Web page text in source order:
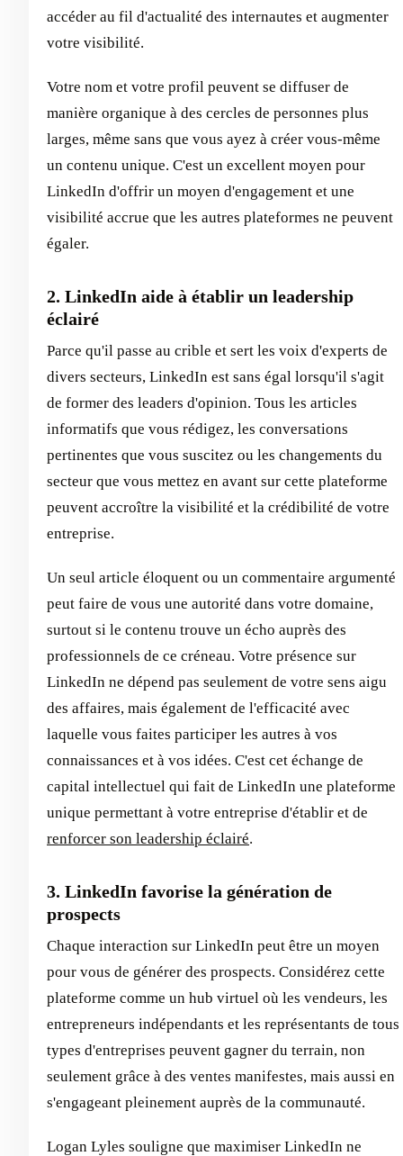
accéder au fil d'actualité des internautes et augmenter
votre visibilité.
Votre nom et votre profil peuvent se diffuser de
manière organique à des cercles de personnes plus
larges, même sans que vous ayez à créer vous-même
un contenu unique. C'est un excellent moyen pour
LinkedIn d'offrir un moyen d'engagement et une
visibilité accrue que les autres plateformes ne peuvent
égaler.
2. LinkedIn aide à établir un leadership
éclairé
Parce qu'il passe au crible et sert les voix d'experts de
divers secteurs, LinkedIn est sans égal lorsqu'il s'agit
de former des leaders d'opinion. Tous les articles
informatifs que vous rédigez, les conversations
pertinentes que vous suscitez ou les changements du
secteur que vous mettez en avant sur cette plateforme
peuvent accroître la visibilité et la crédibilité de votre
entreprise.
Un seul article éloquent ou un commentaire argumenté
peut faire de vous une autorité dans votre domaine,
surtout si le contenu trouve un écho auprès des
professionnels de ce créneau. Votre présence sur
LinkedIn ne dépend pas seulement de votre sens aigu
des affaires, mais également de l'efficacité avec
laquelle vous faites participer les autres à vos
connaissances et à vos idées. C'est cet échange de
capital intellectuel qui fait de LinkedIn une plateforme
unique permettant à votre entreprise d'établir et de
renforcer son leadership éclairé.
3. LinkedIn favorise la génération de
prospects
Chaque interaction sur LinkedIn peut être un moyen
pour vous de générer des prospects. Considérez cette
plateforme comme un hub virtuel où les vendeurs, les
entrepreneurs indépendants et les représentants de tous
types d'entreprises peuvent gagner du terrain, non
seulement grâce à des ventes manifestes, mais aussi en
s'engageant pleinement auprès de la communauté.
Logan Lyles souligne que maximiser LinkedIn ne